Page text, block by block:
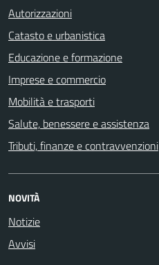
Autorizzazioni
Catasto e urbanistica
Educazione e formazione
Imprese e commercio
Mobilità e trasporti
Salute, benessere e assistenza
Tributi, finanze e contravvenzioni
NOVITÀ
Notizie
Avvisi